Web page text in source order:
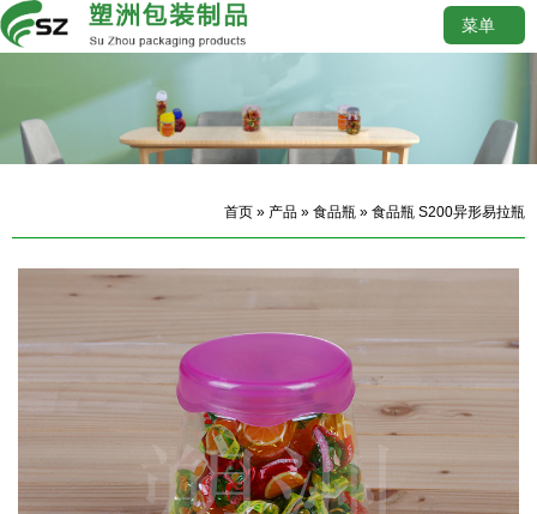
菜单
首页 » 产品 » 食品瓶 » 食品瓶 S200异形易拉瓶